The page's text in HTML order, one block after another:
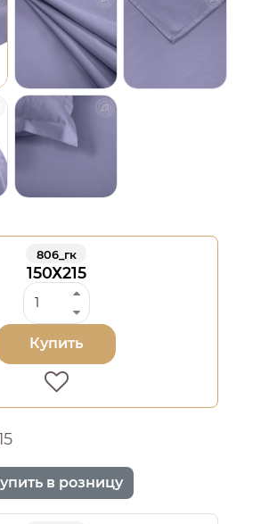
806_гк
150Х215
Купить
в розницу